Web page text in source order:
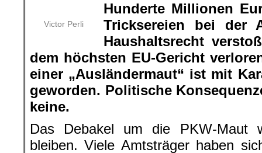
Victor Perli
Hunderte Millionen
Tricksereien bei der
Haushaltsrecht
dem höchsten EU-Gericht
einer „Ausländermaut“ ist mit
geworden. Politische
keine.
Das Debakel um die PKW-Maut
bleiben. Viele Amtsträger haben